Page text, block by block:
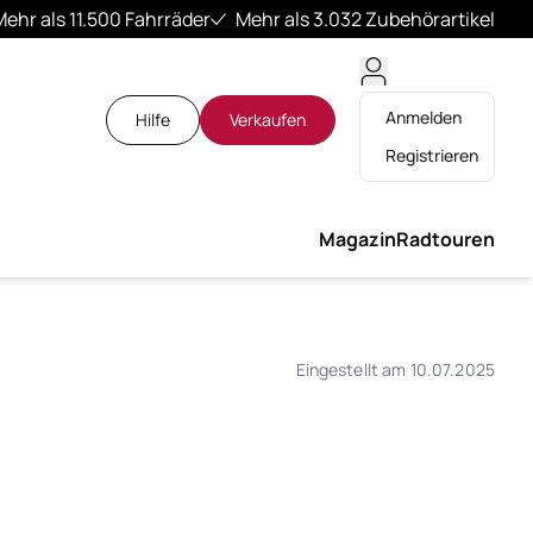
als 11.500 Fahrräder Mehr als 3.032 Zubehörartikel
Hilfe Verkaufen
Anmelden
Registrieren
MagazinRadtouren
Eingestellt am 10.07.2025